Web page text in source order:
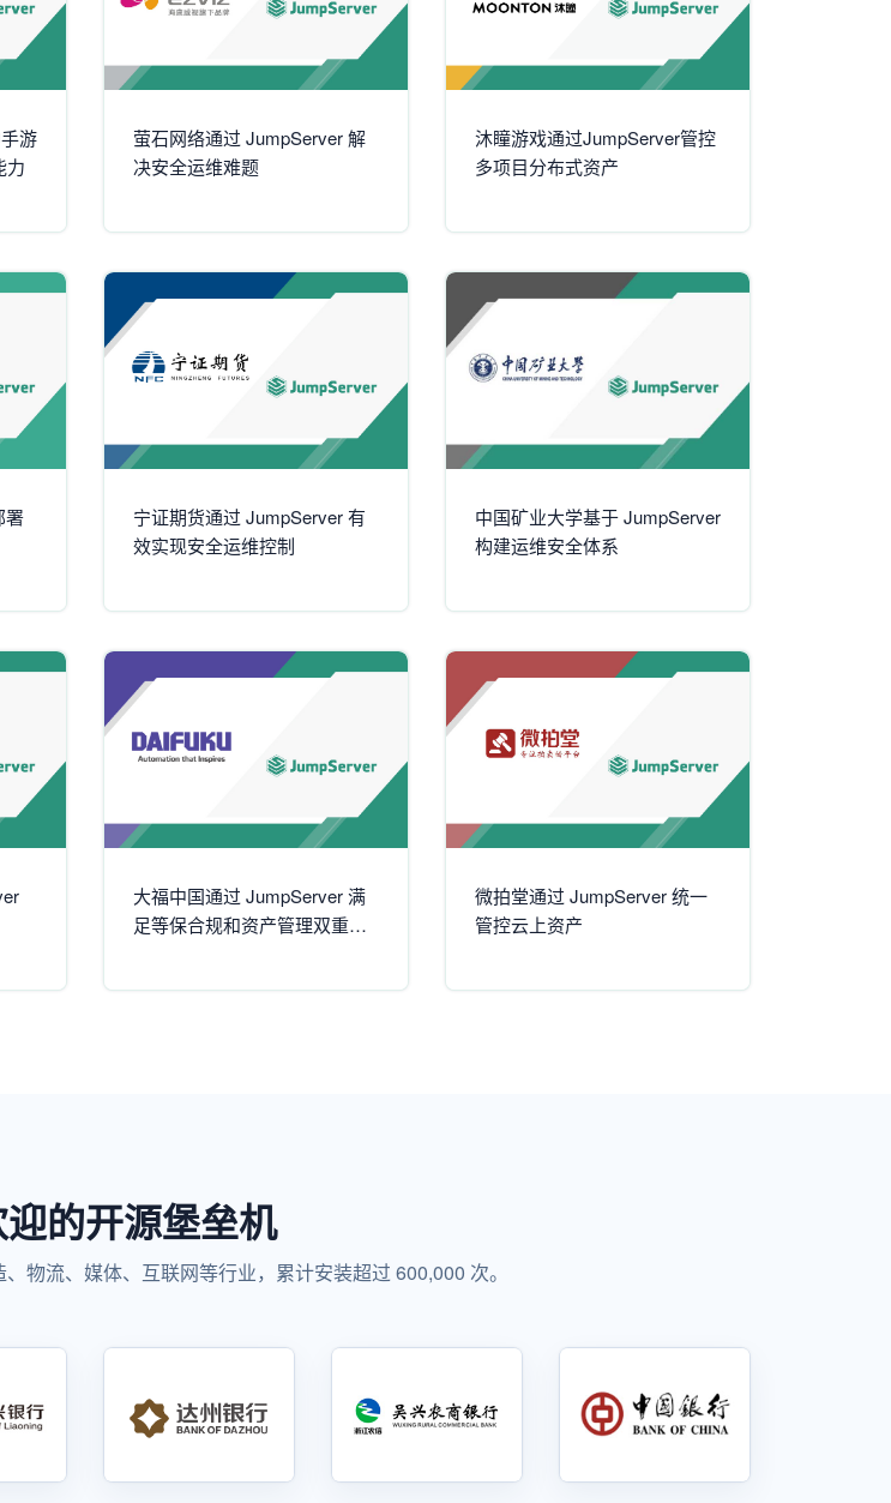
游
力
萤石网络通过 JumpServer 解
决安全运维难题
沐瞳游戏通过JumpServer管控
多项目分布式资产
署
宁证期货通过 JumpServer 有
效实现安全运维控制
中国矿业大学基于 JumpServer
构建运维安全体系
大福中国通过 JumpServer 满
足等保合规和资产管理双重需
微拍堂通过 JumpServer 统一
管控云上资产
的开源堡垒机
物流、媒体、互联网等行业，累计安装超过 600,000 次。